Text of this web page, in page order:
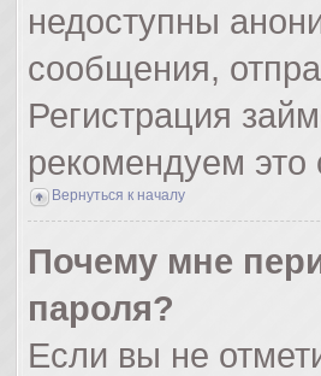
недоступны
сообщения,
Регистрация
рекомендуем это
Вернуться к началу
Почему мне
пароля?
Если вы не